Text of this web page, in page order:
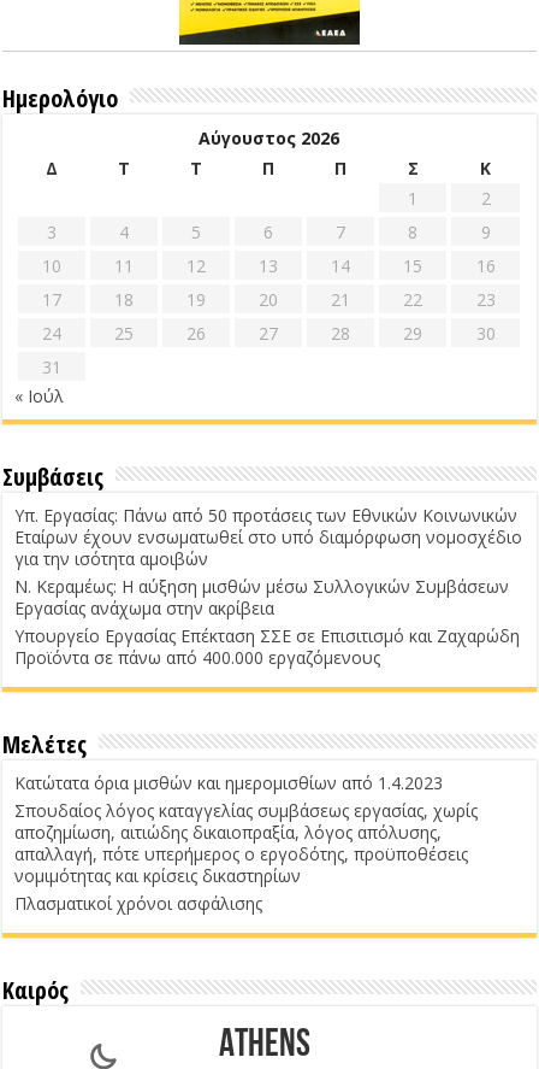
Ημερολόγιο
Αύγουστος 2026
Δ
Τ Τ Π Π Σ
Κ
1
2
3
4 5 6 7 8
9
10
11 12 13 14 15
16
17
18 19 20 21 22
23
24
25 26 27 28 29
30
31
« Ιούλ
Συμβάσεις
Υπ. Εργασίας: Πάνω από 50 προτάσεις των Εθνικών Κοινωνικών
Εταίρων έχουν ενσωματωθεί στο υπό διαμόρφωση νομοσχέδιο
για την ισότητα αμοιβών
Ν. Κεραμέως: Η αύξηση μισθών μέσω Συλλογικών Συμβάσεων
Εργασίας ανάχωμα στην ακρίβεια
Υπουργείο Εργασίας Επέκταση ΣΣΕ σε Επισιτισμό και Ζαχαρώδη
Προϊόντα σε πάνω από 400.000 εργαζόμενους
Μελέτες
Κατώτατα όρια μισθών και ημερομισθίων από 1.4.2023
Σπουδαίος λόγος καταγγελίας συμβάσεως εργασίας, χωρίς
αποζημίωση, αιτιώδης δικαιοπραξία, λόγος απόλυσης,
απαλλαγή, πότε υπερήμερος ο εργοδότης, προϋποθέσεις
νομιμότητας και κρίσεις δικαστηρίων
Πλασματικοί χρόνοι ασφάλισης
Καιρός
Athens